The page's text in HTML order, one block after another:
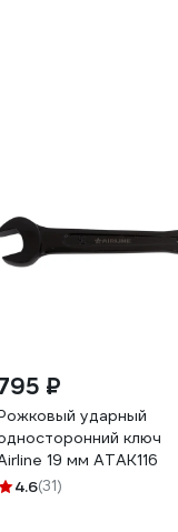
₽
ударный
ключ
19 мм ATAK116
4.6(31)